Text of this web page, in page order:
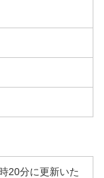
20分に更新いた